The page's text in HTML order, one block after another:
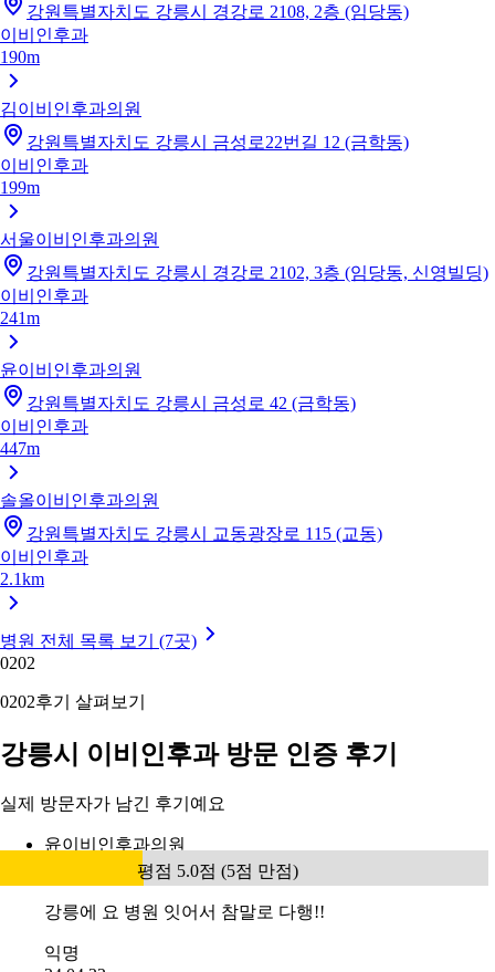
강원특별자치도 강릉시 경강로 2108, 2층 (임당동)
이비인후과
190m
김이비인후과의원
강원특별자치도 강릉시 금성로22번길 12 (금학동)
이비인후과
199m
서울이비인후과의원
강원특별자치도 강릉시 경강로 2102, 3층 (임당동, 신영빌딩)
이비인후과
241m
윤이비인후과의원
강원특별자치도 강릉시 금성로 42 (금학동)
이비인후과
447m
솔올이비인후과의원
강원특별자치도 강릉시 교동광장로 115 (교동)
이비인후과
2.1km
병원 전체 목록 보기 (7곳)
0202
0202후기 살펴보기
강릉시 이비인후과 방문 인증 후기
실제 방문자가 남긴 후기예요
윤이비인후과의원
평점 5.0점 (5점 만점)
강릉에 요 병원 잇어서 참말로 다행!!
익명